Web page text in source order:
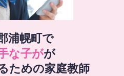
浦幌町で
な子がが
ための家庭教師